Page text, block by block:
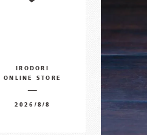
IRODORI
ONLINE STORE
2026/8/8